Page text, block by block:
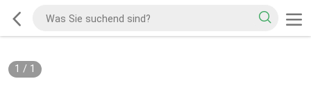
1 / 1